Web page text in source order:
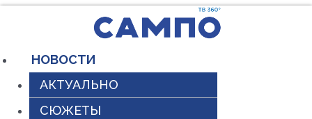
содержимому
НОВОСТИ
АКТУАЛЬНО
СЮЖЕТЫ